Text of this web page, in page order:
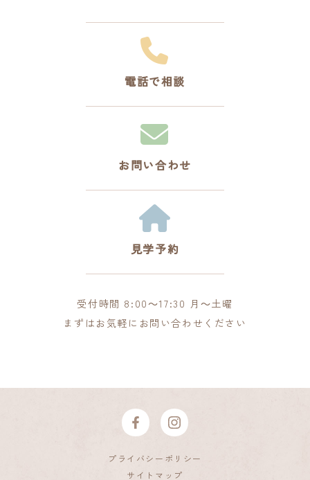
電話で相談
お問い合わせ
見学予約
受付時間 8:00～17:30 月～土曜
まずはお気軽にお問い合わせください
プライバシーポリシー
サイトマップ